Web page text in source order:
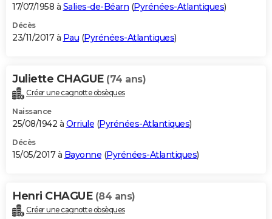
17/07/1958 à Salies-de-Béarn (Pyrénées-Atlantiques)
Décès
23/11/2017 à Pau (Pyrénées-Atlantiques)
Juliette CHAGUE (74 ans)
Créer une cagnotte obsèques
Naissance
25/08/1942 à Orriule (Pyrénées-Atlantiques)
Décès
15/05/2017 à Bayonne (Pyrénées-Atlantiques)
Henri CHAGUE (84 ans)
Créer une cagnotte obsèques